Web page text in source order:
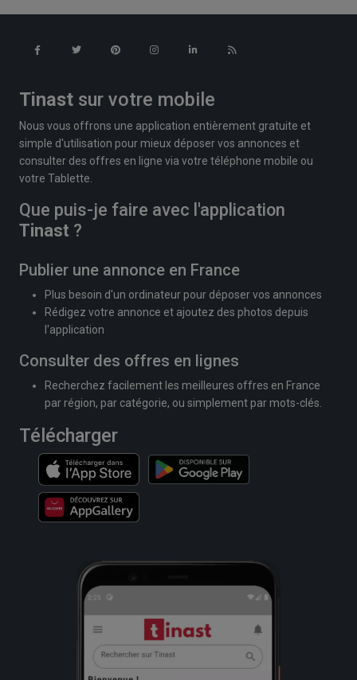
Tinast sur votre mobile
Nous vous offrons une application entièrement gratuite et
simple d'utilisation pour mieux déposer vos annonces et
consulter des offres en ligne via votre téléphone mobile ou
votre Tablette.
Que puis-je faire avec l'application
Tinast ?
Publier une annonce en France
Plus besoin d'un ordinateur pour déposer vos annonces
Rédigez votre annonce et ajoutez des photos depuis
l'application
Consulter des offres en lignes
Recherchez facilement les meilleures offres en France
par région, par catégorie, ou simplement par mots-clés.
Télécharger